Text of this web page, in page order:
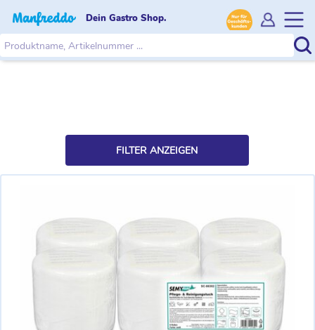
Dein Gastro Shop.
FILTER ANZEIGEN